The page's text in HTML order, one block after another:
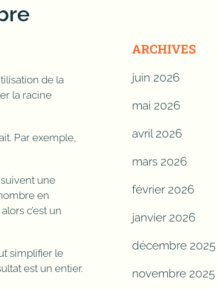
de la
la racine
Par exemple,
une
en
c’est un
simplifier le
est un entier.
ARCHIVES
juin 2026
mai 2026
avril 2026
mars 2026
février 2026
janvier 2026
décembre 2025
novembre 2025